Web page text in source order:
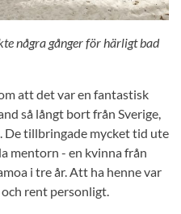
några gånger för härligt bad
att det var en fantastisk
så långt bort från Sverige,
De tillbringade mycket tid ute
mentorn - en kvinna från
i tre år. Att ha henne var
rent personligt.